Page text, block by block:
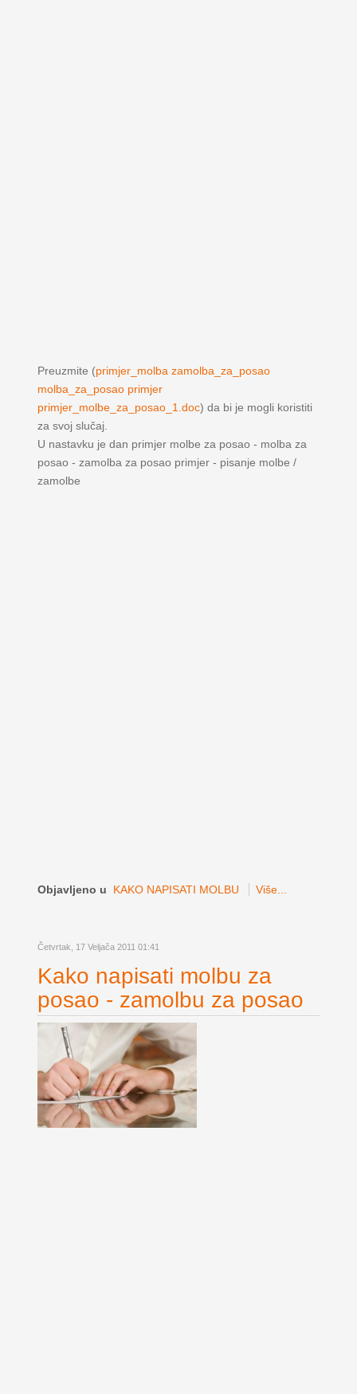
Preuzmite (primjer_molba zamolba_za_posao
molba_za_posao primjer
primjer_molbe_za_posao_1.doc) da bi je mogli koristiti
za svoj slučaj.
U nastavku je dan primjer molbe za posao - molba za
posao - zamolba za posao primjer - pisanje molbe /
zamolbe
Objavljeno u KAKO NAPISATI MOLBU Više...
Četvrtak, 17 Veljača 2011 01:41
Kako napisati molbu za
posao - zamolbu za posao